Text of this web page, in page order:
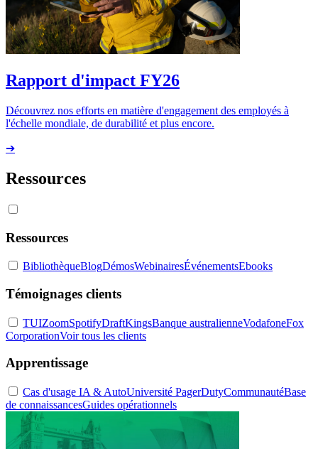
Rapport d'impact FY26
Découvrez nos efforts en matière d'engagement des employés à
l'échelle mondiale, de durabilité et plus encore.
➔
Ressources
Ressources
BibliothèqueBlogDémosWebinairesÉvénementsEbooks
Témoignages clients
TUIZoomSpotifyDraftKingsBanque australienneVodafoneFox
CorporationVoir tous les clients
Apprentissage
Cas d'usage IA & AutoUniversité PagerDutyCommunautéBase
de connaissancesGuides opérationnels